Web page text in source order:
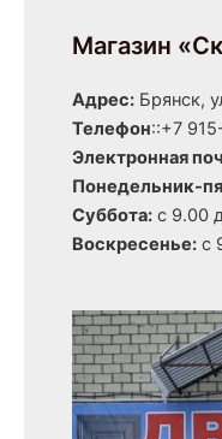
Магазин
Адрес: Брянск,
Телефон::+7
Электронная
Понедельник-
Суббота: с 9.00
Воскресенье: с